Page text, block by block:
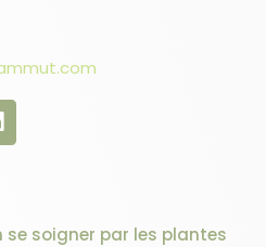
se soigner par les plantes